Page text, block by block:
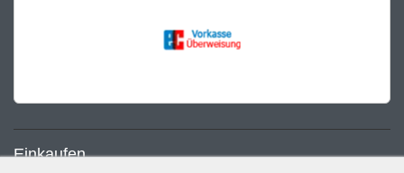
Einkaufen